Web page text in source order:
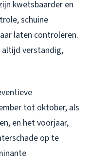
kwetsbaarder en
schuine
laten controleren.
altijd verstandig,
tot oktober, als
en het voorjaar,
op te